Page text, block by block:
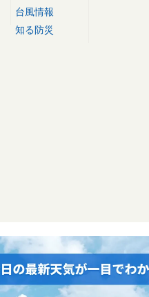
台風情報
知る防災